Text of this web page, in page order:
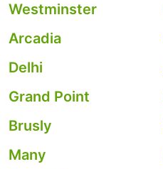
Westminster
Arcadia
Delhi
Grand Point
Brusly
Many